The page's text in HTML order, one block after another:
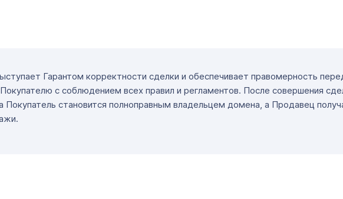
Гарантом корректности сделки и обеспечивает правомерность
с соблюдением всех правил и регламентов. После совершения
Покупатель становится полноправным владельцем домена, а Продавец